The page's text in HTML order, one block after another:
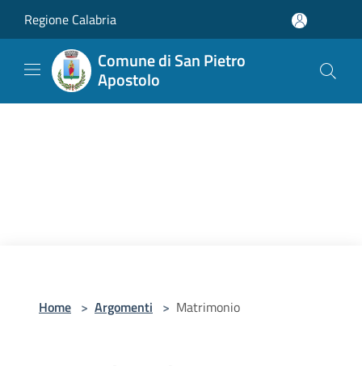
Regione Calabria
Comune di San Pietro
Apostolo
Home > Argomenti > Matrimonio